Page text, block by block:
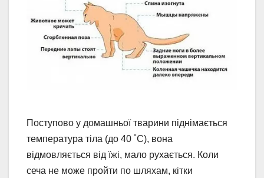
Поступово у домашньої тварини піднімається
температура тіла (до 40 ˚С), вона
відмовляється від їжі, мало рухається. Коли
сеча не може пройти по шляхам, кітки